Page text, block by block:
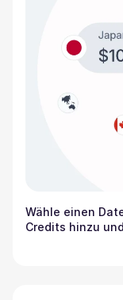
Wähle einen
Credits hinzu